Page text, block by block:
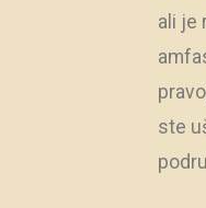
ali je
ste